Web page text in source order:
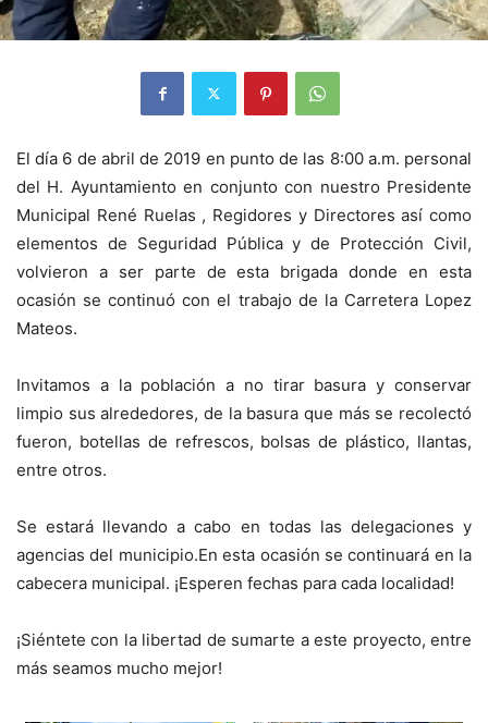
El día 6 de abril de 2019 en punto de las 8:00 a.m. personal
del H. Ayuntamiento en conjunto con nuestro Presidente
Municipal René Ruelas , Regidores y Directores así como
elementos de Seguridad Pública y de Protección Civil,
volvieron a ser parte de esta brigada donde en esta
ocasión se continuó con el trabajo de la Carretera Lopez
Mateos.
Invitamos a la población a no tirar basura y conservar
limpio sus alrededores, de la basura que más se recolectó
fueron, botellas de refrescos, bolsas de plástico, llantas,
entre otros.
Se estará llevando a cabo en todas las delegaciones y
agencias del municipio.En esta ocasión se continuará en la
cabecera municipal. ¡Esperen fechas para cada localidad!
¡Siéntete con la libertad de sumarte a este proyecto, entre
más seamos mucho mejor!